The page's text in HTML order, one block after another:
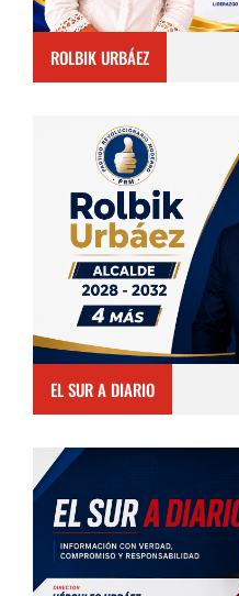
ROLBIK URBÁEZ
EL SUR A DIARIO